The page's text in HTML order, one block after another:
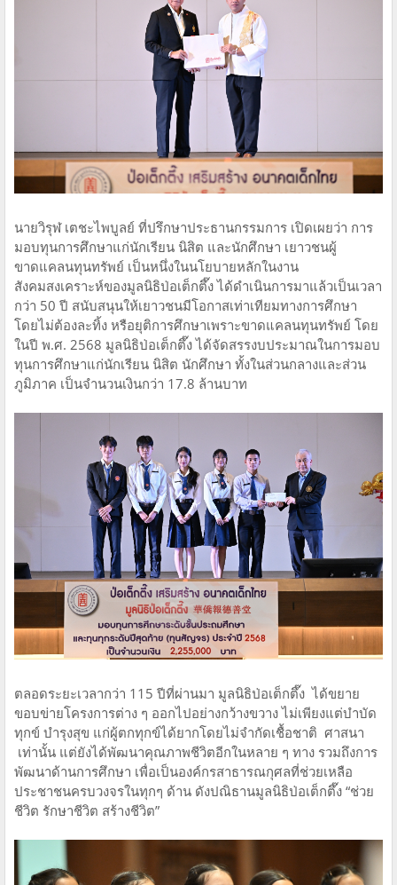
นายวิรุฬ เตชะไพบูลย์ ที่ปรึกษาประธานกรรมการ เปิดเผยว่า การ
มอบทุนการศึกษาแก่นักเรียน นิสิต และนักศึกษา เยาวชนผู้
ขาดแคลนทุนทรัพย์ เป็นหนึ่งในนโยบายหลักในงาน
สังคมสงเคราะห์ของมูลนิธิป่อเต็กตึ๊ง ได้ดำเนินการมาแล้วเป็นเวลา
กว่า 50 ปี สนับสนุนให้เยาวชนมีโอกาสเท่าเทียมทางการศึกษา
โดยไม่ต้องละทิ้ง หรือยุติการศึกษาเพราะขาดแคลนทุนทรัพย์ โดย
ในปี พ.ศ. 2568 มูลนิธิป่อเต็กตึ๊ง ได้จัดสรรงบประมาณในการมอบ
ทุนการศึกษาแก่นักเรียน นิสิต นักศึกษา ทั้งในส่วนกลางและส่วน
ภูมิภาค เป็นจำนวนเงินกว่า 17.8 ล้านบาท
ตลอดระยะเวลากว่า 115 ปีที่ผ่านมา มูลนิธิป่อเต็กตึ๊ง ได้ขยาย
ขอบข่ายโครงการต่าง ๆ ออกไปอย่างกว้างขวาง ไม่เพียงแต่บำบัด
ทุกข์ บำรุงสุข แก่ผู้ตกทุกข์ได้ยากโดยไม่จำกัดเชื้อชาติ ศาสนา
เท่านั้น แต่ยังได้พัฒนาคุณภาพชีวิตอีกในหลาย ๆ ทาง รวมถึงการ
พัฒนาด้านการศึกษา เพื่อเป็นองค์กรสาธารณกุศลที่ช่วยเหลือ
ประชาชนครบวงจรในทุกๆ ด้าน ดังปณิธานมูลนิธิป่อเต็กตึ๊ง “ช่วย
ชีวิต รักษาชีวิต สร้างชีวิต”